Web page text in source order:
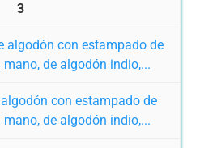
3
con estampado de
de algodón indio,...